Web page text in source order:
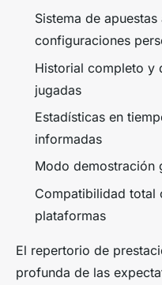
Sistema de
configuraciones
Historial completo y
jugadas
Estadísticas en
informadas
Modo demostración
Compatibilidad total
plataformas
El repertorio de
profunda de las